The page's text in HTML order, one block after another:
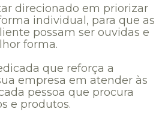
direcionado em priorizar
individual, para que as
possam ser ouvidas e
forma.
que reforça a
empresa em atender às
pessoa que procura
e produtos.